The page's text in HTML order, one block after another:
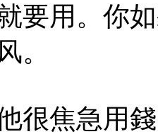
要用。你
。
很焦急用